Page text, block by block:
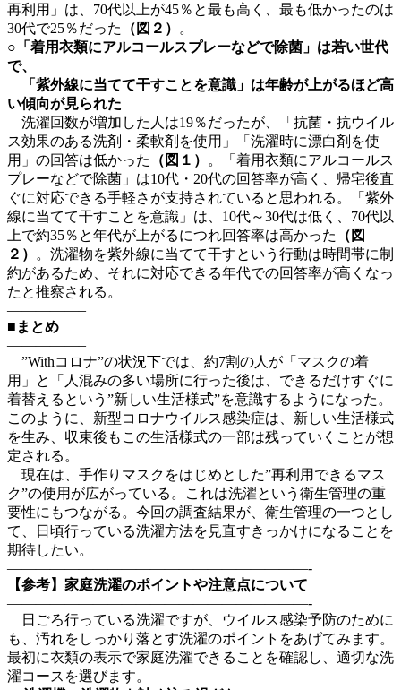
再利用」は、70代以上が45％と最も高く、最も低かったのは
30代で25％だった
（図２）
。
○「着用衣類にアルコールスプレーなどで除菌」は若い世代
で、
「紫外線に当てて干すことを意識」は年齢が上がるほど高
い傾向が見られた
洗濯回数が増加した人は19％だったが、「抗菌・抗ウイル
ス効果のある洗剤・柔軟剤を使用」「洗濯時に漂白剤を使
用」の回答は低かった
（図１）
。「着用衣類にアルコールス
プレーなどで除菌」は10代・20代の回答率が高く、帰宅後直
ぐに対応できる手軽さが支持されていると思われる。「紫外
線に当てて干すことを意識」は、10代～30代は低く、70代以
上で約35％と年代が上がるにつれ回答率は高かった
（図
２）
。洗濯物を紫外線に当てて干すという行動は時間帯に制
約があるため、それに対応できる年代での回答率が高くなっ
たと推察される。
—————–
■まとめ
—————–
”Withコロナ”の状況下では、約7割の人が「マスクの着
用」と「人混みの多い場所に行った後は、できるだけすぐに
着替えるという”新しい生活様式”を意識するようになった。
このように、新型コロナウイルス感染症は、新しい生活様式
を生み、収束後もこの生活様式の一部は残っていくことが想
定される。
現在は、手作りマスクをはじめとした”再利用できるマス
ク”の使用が広がっている。これは洗濯という衛生管理の重
要性にもつながる。今回の調査結果が、衛生管理の一つとし
て、日頃行っている洗濯方法を見直すきっかけになることを
期待したい。
—————————————————————-
【参考】家庭洗濯のポイントや注意点について
—————————————————————-
日ごろ行っている洗濯ですが、ウイルス感染予防のために
も、汚れをしっかり落とす洗濯のポイントをあげてみます。
最初に衣類の表示で家庭洗濯できることを確認し、適切な洗
濯コースを選びます。